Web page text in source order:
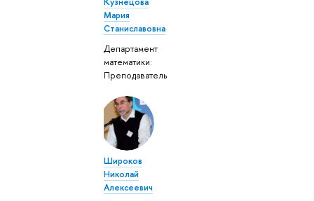
Мария
Станиславовна
Департамент
математики:
Преподаватель
Широков
Николай
Алексеевич